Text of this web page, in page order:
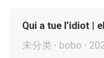
Qui a tue l’idiot |
未分类
bobo